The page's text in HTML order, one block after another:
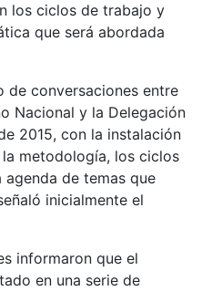
los ciclos de trabajo y
que será abordada
de conversaciones entre
Nacional y la Delegación
2015, con la instalación
metodología, los ciclos
de temas que
inicialmente el
informaron que el
en una serie de